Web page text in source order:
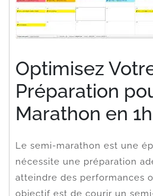
Optimisez
Préparation
Marathon en
Le semi-marathon est une
nécessite une préparation
atteindre des performances
objectif est de courir un